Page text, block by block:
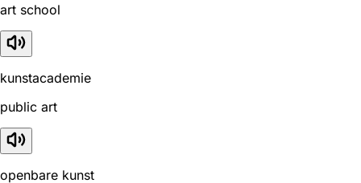
art school
kunstacademie
public art
openbare kunst